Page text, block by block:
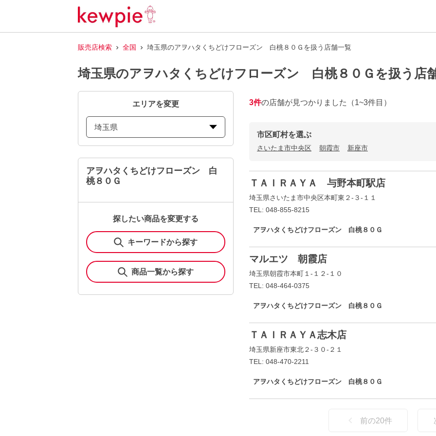
販売店検索 全国 埼玉県のアヲハタくちどけフローズン 白桃８０Ｇを扱う店舗一覧
埼玉県のアヲハタくちどけフローズン 白桃８０Ｇを扱う店
エリアを変更
埼玉県
アヲハタくちどけフローズン 白
桃８０Ｇ
探したい商品を変更する
キーワードから探す
商品一覧から探す
3件の店舗が見つかりました （1~3件目）
市区町村を選ぶ
さいたま市中央区 朝霞市 新座市
ＴＡＩＲＡＹＡ 与野本町駅店
埼玉県さいたま市中央区本町東２-３-１１
TEL: 048-855-8215
アヲハタくちどけフローズン 白桃８０Ｇ
マルエツ 朝霞店
埼玉県朝霞市本町１-１２-１０
TEL: 048-464-0375
アヲハタくちどけフローズン 白桃８０Ｇ
ＴＡＩＲＡＹＡ志木店
埼玉県新座市東北２-３０-２１
TEL: 048-470-2211
アヲハタくちどけフローズン 白桃８０Ｇ
前の20件